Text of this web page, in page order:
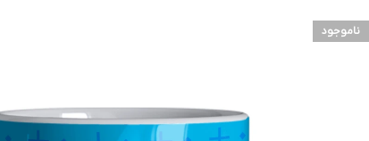
ناموجود